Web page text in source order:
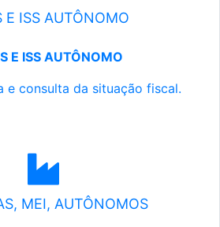
E ISS AUTÔNOMO
E ISS AUTÔNOMO
e consulta da situação fiscal.
MEI, AUTÔNOMOS